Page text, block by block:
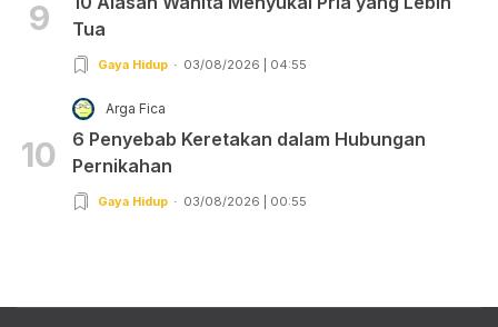
9
Tua
Gaya Hidup 03/08/2026 | 04:55
10
Arga Fica
6 Penyebab Keretakan dalam Hubungan
Pernikahan
Gaya Hidup 03/08/2026 | 00:55